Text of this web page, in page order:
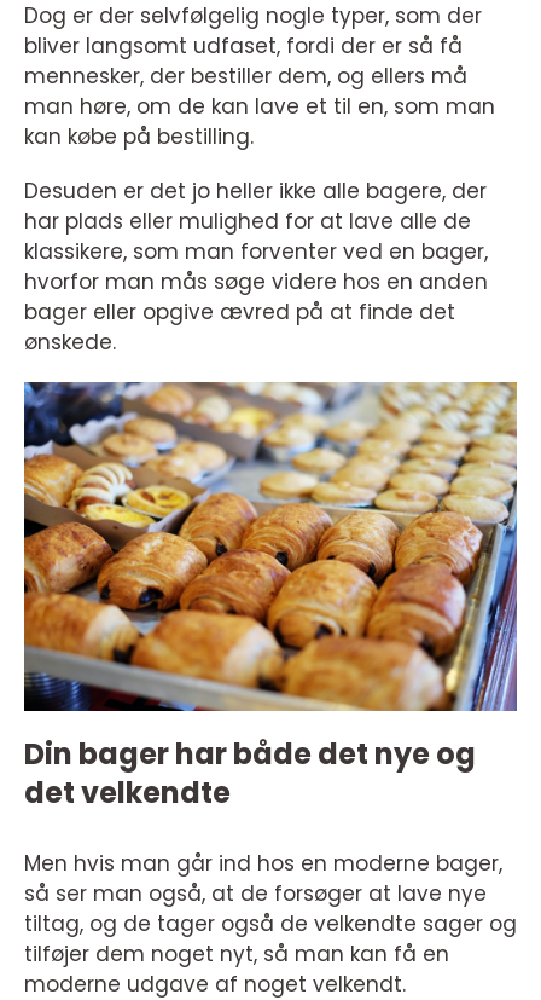
Dog er der selvfølgelig nogle typer, som der
bliver langsomt udfaset, fordi der er så få
mennesker, der bestiller dem, og ellers må
man høre, om de kan lave et til en, som man
kan købe på bestilling.
Desuden er det jo heller ikke alle bagere, der
har plads eller mulighed for at lave alle de
klassikere, som man forventer ved en bager,
hvorfor man mås søge videre hos en anden
bager eller opgive ævred på at finde det
ønskede.
Din bager har både det nye og
det velkendte
Men hvis man går ind hos en moderne bager,
så ser man også, at de forsøger at lave nye
tiltag, og de tager også de velkendte sager og
tilføjer dem noget nyt, så man kan få en
moderne udgave af noget velkendt.